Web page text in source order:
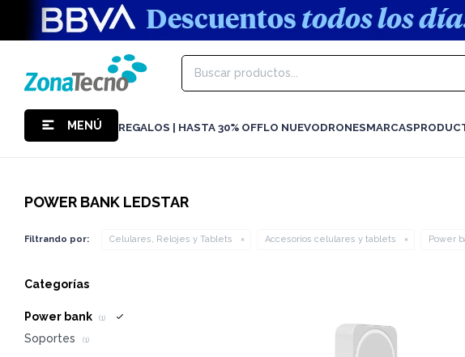
MENÚ REGALOS | HASTA 30% OFFLO NUEVODRONESMARCAS
POWER BANK LEDSTAR
Filtrando por: Celulares, Relojes y Tablets Accesorios celulares y tablets Power
Categorías
Power bank (1)
Soportes (1)